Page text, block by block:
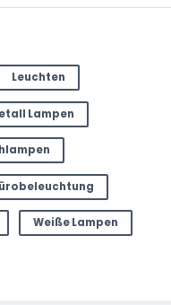
Leuchten
Lampen
Weiße Lampen